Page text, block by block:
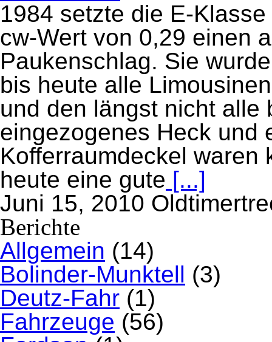
1984 setzte die E-
cw-Wert von 0,29 einen
Paukenschlag. Sie
bis heute alle
und den längst nicht alle
eingezogenes Heck und
Kofferraumdeckel waren
heute eine gute [...]
Juni 15, 2010
Berichte
Allgemein (14)
Bolinder-Munktell (3)
Deutz-Fahr (1)
Fahrzeuge (56)